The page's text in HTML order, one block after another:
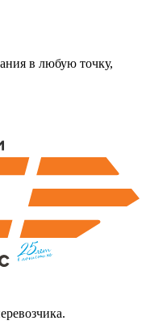
в любую точку,